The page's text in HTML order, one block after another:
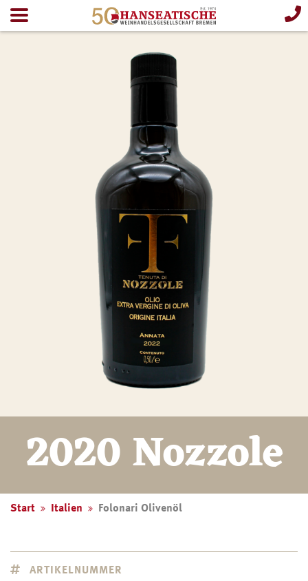
2020 Nozzole
Start Italien Folonari Olivenöl
ARTIKELNUMMER